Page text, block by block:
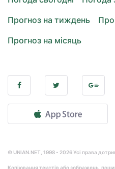
Прогноз на тиждень
Прогноз на місяць
© UNIAN.NET, 1998 - 2026 Усі права
Копіювання текстів або зображень,